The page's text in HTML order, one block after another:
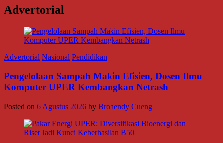
Advertorial
Advertorial Nasional Pendidikan
Pengelolaan Sampah Makin Efisien, Dosen Ilmu
Komputer UPER Kembangkan Netrash
Posted on 6 Agustus 2026 by Brohendy Cueng